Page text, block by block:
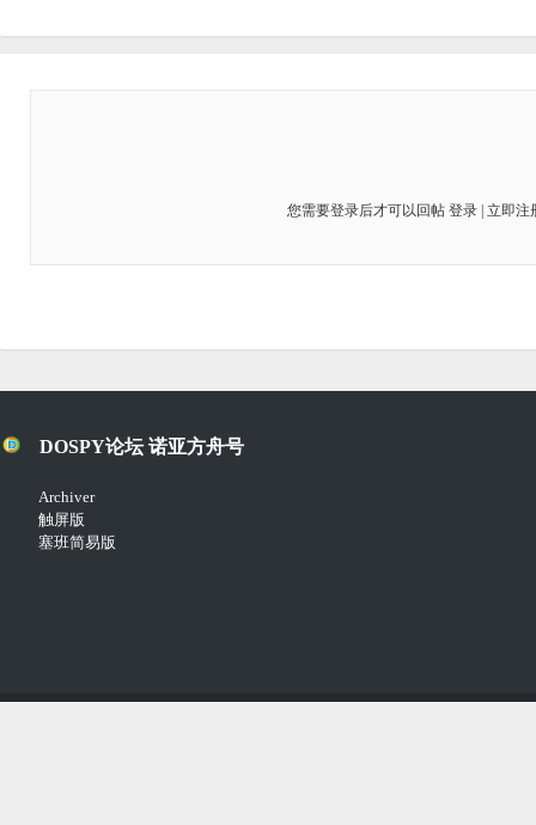
您需要登录后才可以回帖 登录| 立即注
DOSPY论坛 诺亚方舟号
Archiver
触屏版
塞班简易版